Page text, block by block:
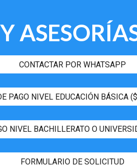
Y
CONTACTAR POR WHATSAPP
PAGO NIVEL EDUCACIÓN BÁSICA
NIVEL BACHILLERATO O
FORMULARIO DE SOLICITUD